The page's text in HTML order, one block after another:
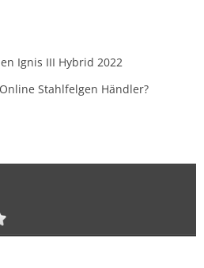
Ignis III Hybrid 2022
Stahlfelgen Händler?